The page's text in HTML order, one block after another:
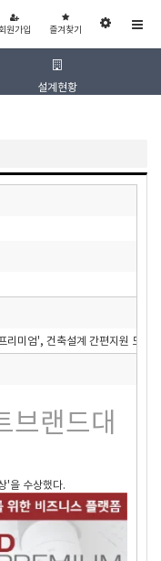
회
원
가
원가입
즐
겨
찾
즐겨찾기
관
자
설계현황
미엄', 건축설계 간편지원 도와
브랜드대
'을 수상했다.